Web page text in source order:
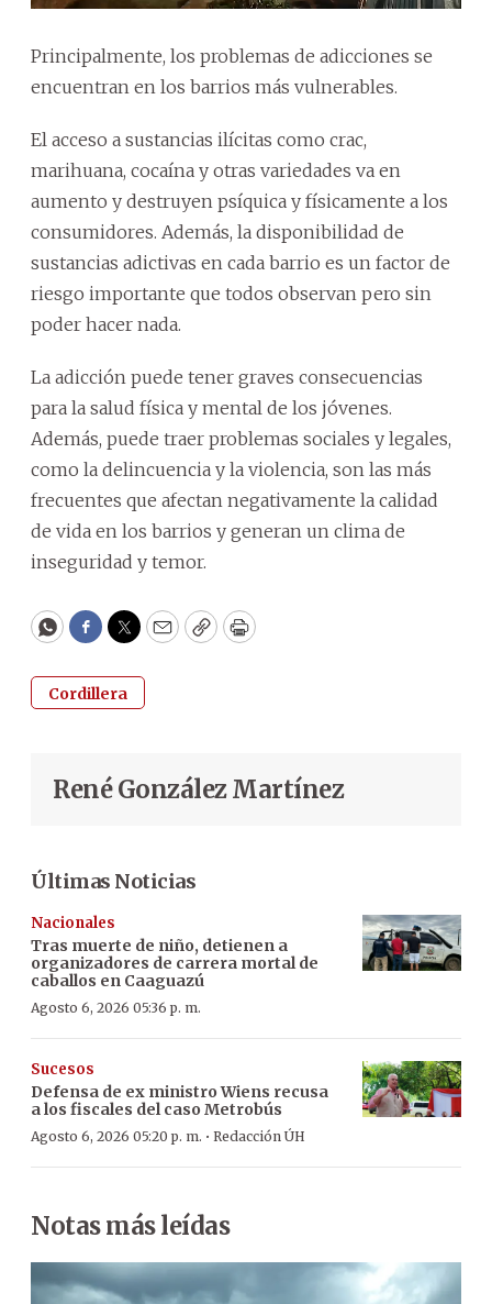
Principalmente, los problemas de adicciones se
encuentran en los barrios más vulnerables.
El acceso a sustancias ilícitas como crac,
marihuana, cocaína y otras variedades va en
aumento y destruyen psíquica y físicamente a los
consumidores. Además, la disponibilidad de
sustancias adictivas en cada barrio es un factor de
riesgo importante que todos observan pero sin
poder hacer nada.
La adicción puede tener graves consecuencias
para la salud física y mental de los jóvenes.
Además, puede traer problemas sociales y legales,
como la delincuencia y la violencia, son las más
frecuentes que afectan negativamente la calidad
de vida en los barrios y generan un clima de
inseguridad y temor.
WhatsApp
Facebook
Twitter
EmailCopyPrint
Cordillera
René González Martínez
Últimas Noticias
Nacionales
Tras muerte de niño, detienen a
organizadores de carrera mortal de
caballos en Caaguazú
Agosto 6, 2026 05:36 p. m.
Sucesos
Defensa de ex ministro Wiens recusa
a los fiscales del caso Metrobús
Agosto 6, 2026 05:20 p. m. · Redacción ÚH
Notas más leídas